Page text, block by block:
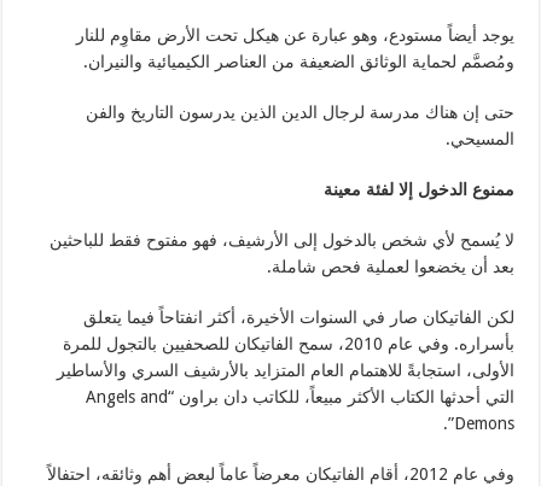
يوجد أيضاً مستودع، وهو عبارة عن هيكل تحت الأرض مقاوِم للنار
ومُصمَّم لحماية الوثائق الضعيفة من العناصر الكيميائية والنيران.
حتى إن هناك مدرسة لرجال الدين الذين يدرسون التاريخ والفن
المسيحي.
ممنوع الدخول إلا لفئة معينة
لا يُسمح لأي شخص بالدخول إلى الأرشيف، فهو مفتوح فقط للباحثين
بعد أن يخضعوا لعملية فحص شاملة.
لكن الفاتيكان صار في السنوات الأخيرة، أكثر انفتاحاً فيما يتعلق
بأسراره. وفي عام 2010، سمح الفاتيكان للصحفيين بالتجول للمرة
الأولى، استجابةً للاهتمام العام المتزايد بالأرشيف السري والأساطير
التي أحدثها الكتاب الأكثر مبيعاً، للكاتب دان براون “Angels and
Demons”.
وفي عام 2012، أقام الفاتيكان معرضاً عاماً لبعض أهم وثائقه، احتفالاً